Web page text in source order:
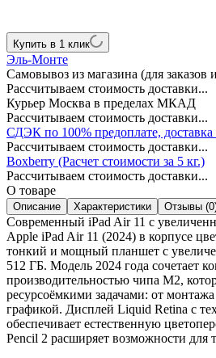
Купить в 1 клик
Эль-Монте
Самовывоз из магазина (для
Рассчитываем стоимость доставки...
Курьер Москва в пределах МКАД
Рассчитываем стоимость доставки...
СДЭК по 100% предоплате, доставка
Рассчитываем стоимость доставки...
Boxberry (Расчет стоимости за 5 кг.)
Рассчитываем стоимость доставки...
О товаре
Описание Характеристики Отзывы
Современный iPad Air 11 с
Apple iPad Air 11 (2024) в корпусе
тонкий и мощный планшет с
512 ГБ. Модель 2024 года сочетает
производительностью чипа M2,
ресурсоёмкими задачами: от
графикой. Дисплей Liquid Retina с
обеспечивает естественную
Pencil 2 расширяет возможности для